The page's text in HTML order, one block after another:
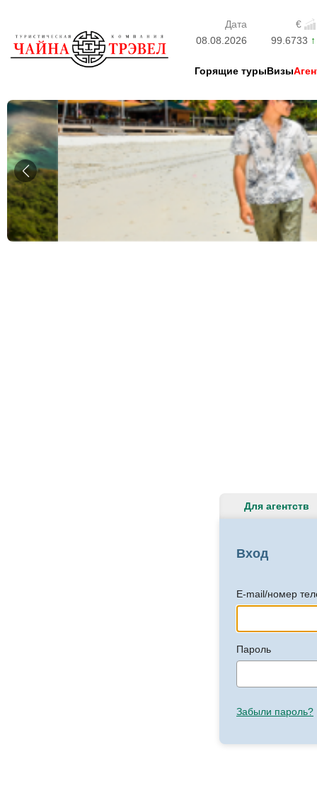
Дата
€
08.08.2026
99.6733
Горящие турыВизы
Для агентств
Вход
E-mail/номер
Пароль
Забыли пароль?